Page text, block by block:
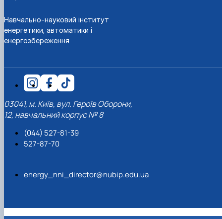
Навчально-науковий інститут
енергетики, автоматики і
енергозбереження
03041, м. Київ, вул. Героїв Оборони,
12, навчальний корпус № 8
(044) 527-81-39
527-87-70
energy_nni_director@nubip.edu.ua